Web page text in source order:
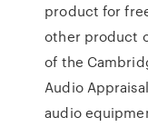
product for
other product
of the
Audio
audio